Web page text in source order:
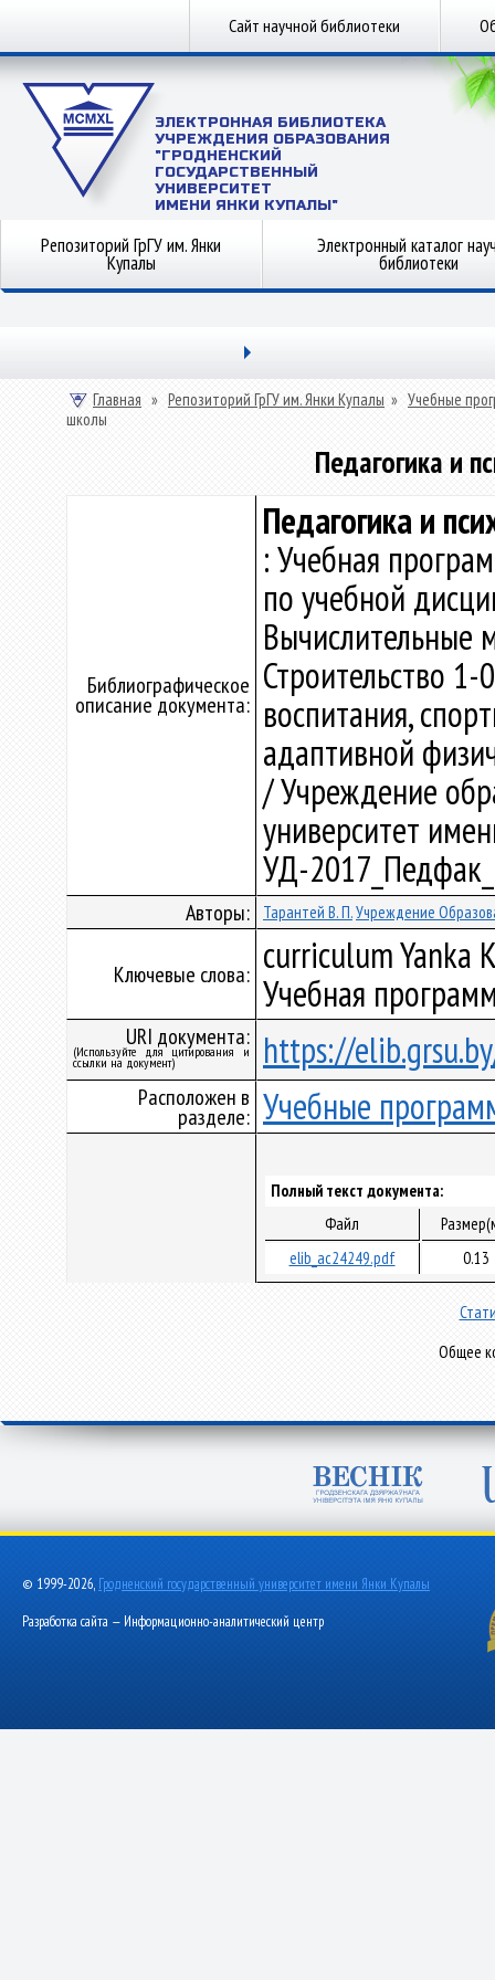
Сайт научной библиотеки
ЭЛЕКТРОННАЯ БИБЛИОТЕКА
УЧРЕЖДЕНИЯ ОБРАЗОВАНИЯ
"ГРОДНЕНСКИЙ
ГОСУДАРСТВЕННЫЙ
УНИВЕРСИТЕТ
ИМЕНИ ЯНКИ КУПАЛЫ"
Репозиторий ГрГУ им. Янки
Купалы
Электронный каталог
библиотеки
Главная » Репозиторий ГрГУ им. Янки Купалы » Учебные
школы
Педагогика и
Библиографическое
описание документа:
Педагогика и
: Учебная
по учебной
Строительство
воспитания,
адаптивной
/ Учреждение
университет
УД-
Авторы: Тарантей В. П.Учреждение
Ключевые слова: curriculum Yanka
Учебная
URI документа:
(Используйте для цитирования и
ссылки на документ) https://
Расположен в
разделе: Учебные
Полный текст документа:
Файл
elib_ac24249.pdf
0.13
Общее
© 1999-2026, Гродненский государственный университет имени Янки Купалы
Разработка сайта — Информационно-аналитический центр